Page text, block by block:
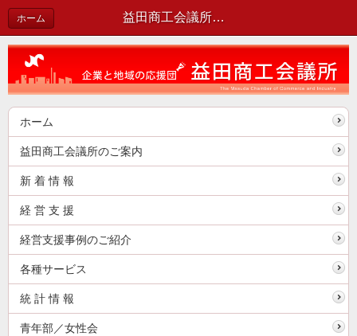
益田商工会議所職員募集のお知らせ（令和８年４月１日以降採用） | 新着情報
ホーム
ホーム
益田商工会議所のご案内
新 着 情 報
経 営 支 援
経営支援事例のご紹介
各種サービス
統 計 情 報
青年部／女性会